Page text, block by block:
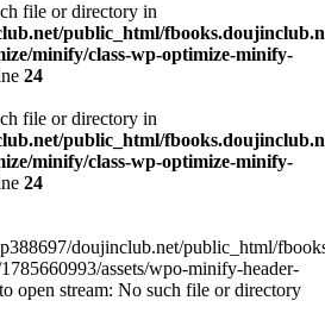
file or directory in
public_html/
minify/class-wp-optimize-minify-
24
file or directory in
public_html/
minify/class-wp-optimize-minify-
24
doujinclub.net/public_html/
assets/wpo-minify-header-
open stream: No such file or directory